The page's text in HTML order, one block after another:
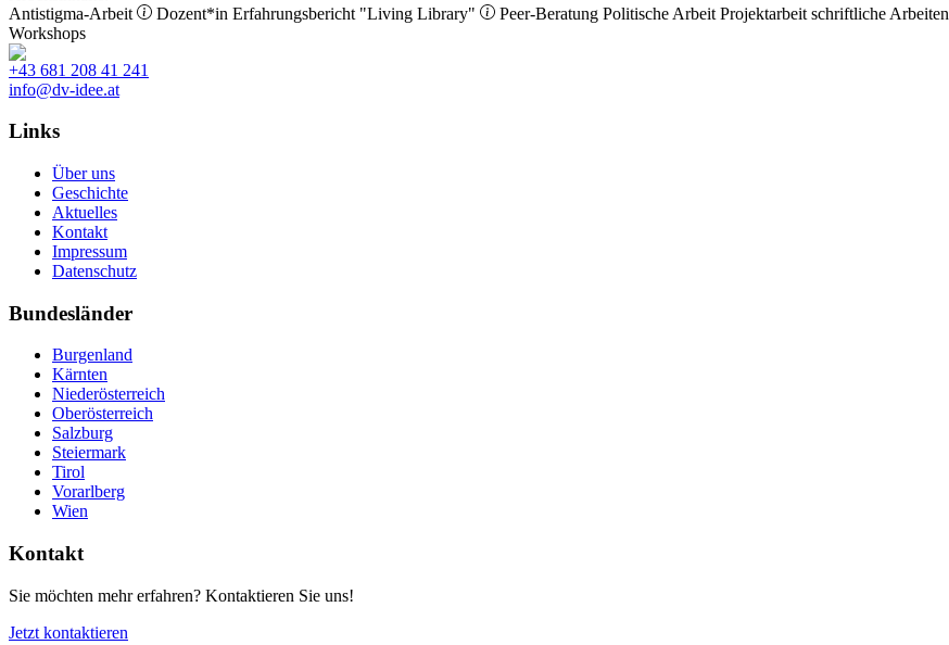
Antistigma-Arbeit
Dozent*in Erfahrungsbericht "Living Library" Peer-Beratung Politische Arbeit Projektarbeit schriftliche Arbeiten
Workshops
+43 681 208 41 241
info@dv-idee.at
Links
Über uns
Geschichte
Aktuelles
Kontakt
Impressum
Datenschutz
Bundesländer
Burgenland
Kärnten
Niederösterreich
Oberösterreich
Salzburg
Steiermark
Tirol
Vorarlberg
Wien
Kontakt
Sie möchten mehr erfahren? Kontaktieren Sie uns!
Jetzt kontaktieren